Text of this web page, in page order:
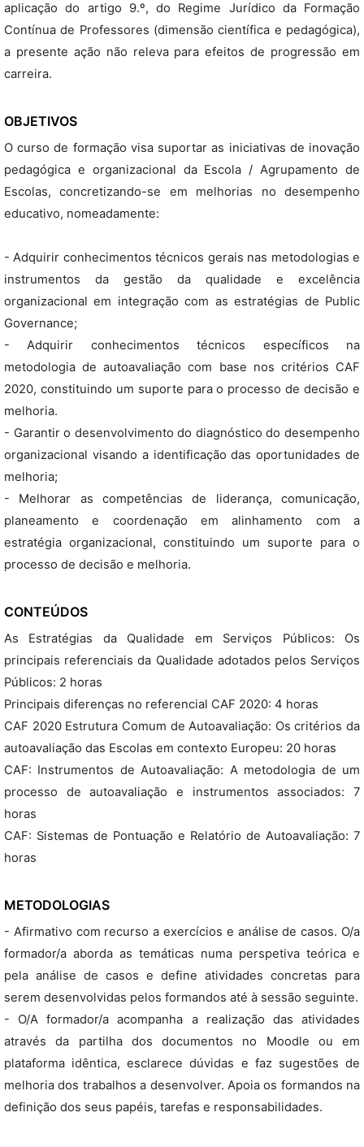
aplicação do artigo 9.º, do Regime Jurídico da Formação
Contínua de Professores (dimensão científica e pedagógica),
a presente ação não releva para efeitos de progressão em
carreira.
OBJETIVOS
O curso de formação visa suportar as iniciativas de inovação
pedagógica e organizacional da Escola / Agrupamento de
Escolas, concretizando-se em melhorias no desempenho
educativo, nomeadamente:
- Adquirir conhecimentos técnicos gerais nas metodologias e
instrumentos da gestão da qualidade e excelência
organizacional em integração com as estratégias de Public
Governance;
- Adquirir conhecimentos técnicos específicos na
metodologia de autoavaliação com base nos critérios CAF
2020, constituindo um suporte para o processo de decisão e
melhoria.
- Garantir o desenvolvimento do diagnóstico do desempenho
organizacional visando a identificação das oportunidades de
melhoria;
- Melhorar as competências de liderança, comunicação,
planeamento e coordenação em alinhamento com a
estratégia organizacional, constituindo um suporte para o
processo de decisão e melhoria.
CONTEÚDOS
As Estratégias da Qualidade em Serviços Públicos: Os
principais referenciais da Qualidade adotados pelos Serviços
Públicos: 2 horas
Principais diferenças no referencial CAF 2020: 4 horas
CAF 2020 Estrutura Comum de Autoavaliação: Os critérios da
autoavaliação das Escolas em contexto Europeu: 20 horas
CAF: Instrumentos de Autoavaliação: A metodologia de um
processo de autoavaliação e instrumentos associados: 7
horas
CAF: Sistemas de Pontuação e Relatório de Autoavaliação: 7
horas
METODOLOGIAS
- Afirmativo com recurso a exercícios e análise de casos. O/a
formador/a aborda as temáticas numa perspetiva teórica e
pela análise de casos e define atividades concretas para
serem desenvolvidas pelos formandos até à sessão seguinte.
- O/A formador/a acompanha a realização das atividades
através da partilha dos documentos no Moodle ou em
plataforma idêntica, esclarece dúvidas e faz sugestões de
melhoria dos trabalhos a desenvolver. Apoia os formandos na
definição dos seus papéis, tarefas e responsabilidades.